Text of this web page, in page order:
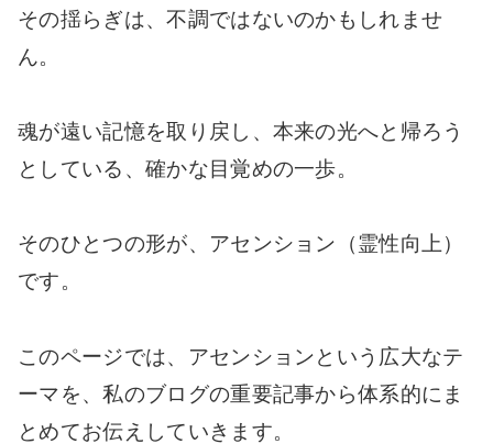
その揺らぎは、不調ではないのかもしれませ
ん。
魂が遠い記憶を取り戻し、本来の光へと帰ろう
としている、確かな目覚めの一歩。
そのひとつの形が、アセンション（霊性向上）
です。
このページでは、アセンションという広大なテ
ーマを、私のブログの重要記事から体系的にま
とめてお伝えしていきます。